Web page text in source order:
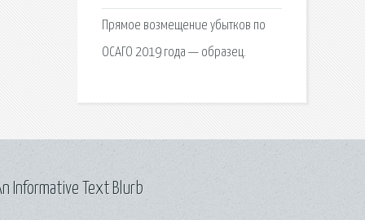
Прямое возмещение убытков по
ОСАГО 2019 года — образец.
Informative Text Blurb